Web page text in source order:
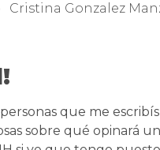
Cristina Gonzalez
que me escribís
sobre qué opinará